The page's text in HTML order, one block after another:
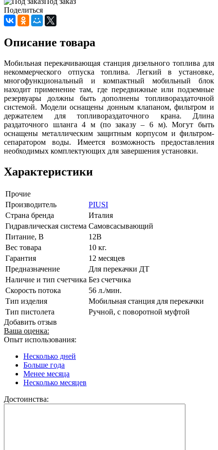
Поделиться
Описание товара
Мобильная перекачивающая станция дизельного топлива для
некоммерческого отпуска топлива. Легкий в установке,
многофункциональный и компактный мобильный блок
находит применение там, где передвижные или подземные
резервуары должны быть дополнены топливораздаточной
системой. Модели оснащены донным клапаном, фильтром и
держателем для топливораздаточного крана. Длина
раздаточного шланга 4 м (по заказу – 6 м). Могут быть
оснащены металлическим защитным корпусом и фильтром-
сепаратором воды. Имеется возможность предоставления
необходимых комплектующих для завершения установки.
Характеристики
Прочие
Производитель
PIUSI
Страна бренда
Италия
Гидравлическая система Cамовсасывающий
Питание, В
12В
Вес товара
10 кг.
Гарантия
12 месяцев
Предназначение
Для перекачки ДТ
Наличие и тип счетчика Без счетчика
Скорость потока
56 л./мин.
Тип изделия
Мобильная станция для перекачки
Тип пистолета
Ручной, с поворотной муфтой
Добавить отзыв
Ваша оценка:
Опыт использования:
Несколько дней
Больше года
Менее месяца
Несколько месяцев
Достоинства: